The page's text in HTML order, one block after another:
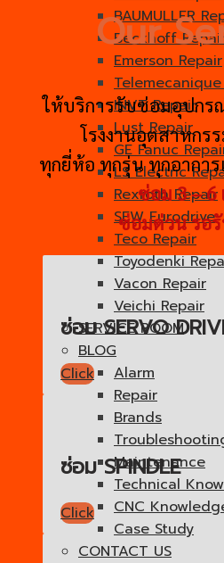
BAUMULLER
Beckhoff
Emerson Repair
INVT Repair
Lust Repair
GE Fanuc
LS Electric
Rexroth Repair
SEW Eurodrive
Teco Repair
Toyodenki
Vacon Repair
Veichi Repair
SERVICE ROOM
BLOG
Alarm
Repair
Brands
Maintenance
Technical
CNC
Case Study
CONTACT US
Our
ให้บริการรับซ่อมอุปกร
โรงงานอุตสาหกร
ทุกยี่ห้อ ทุกรุ่น ทุกอาการ
ซ่อม 3 – 6
ซ่อมด่วน รอรั
ซ่อม SERVO
Click
ซ่อม SPINDLE
Click